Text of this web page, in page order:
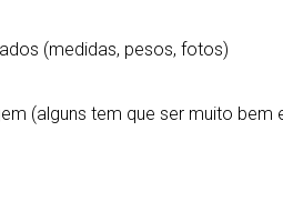
(medidas, pesos, fotos)
(alguns tem que ser muito